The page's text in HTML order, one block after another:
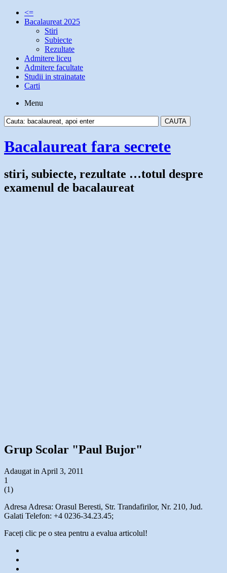
<=
Bacalaureat 2025
Stiri
Subiecte
Rezultate
Admitere liceu
Admitere facultate
Studii in strainatate
Carti
Menu
Bacalaureat fara secrete
stiri, subiecte, rezultate …totul despre
examenul de bacalaureat
Grup Scolar "Paul Bujor"
Adaugat in April 3, 2011
1
(1)
Adresa Adresa: Orasul Beresti, Str. Trandafirilor, Nr. 210, Jud.
Galati Telefon: +4 0236-34.23.45;
Faceți clic pe o stea pentru a evalua articolul!